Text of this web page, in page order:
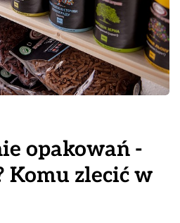
opakowań -
Komu zlecić w